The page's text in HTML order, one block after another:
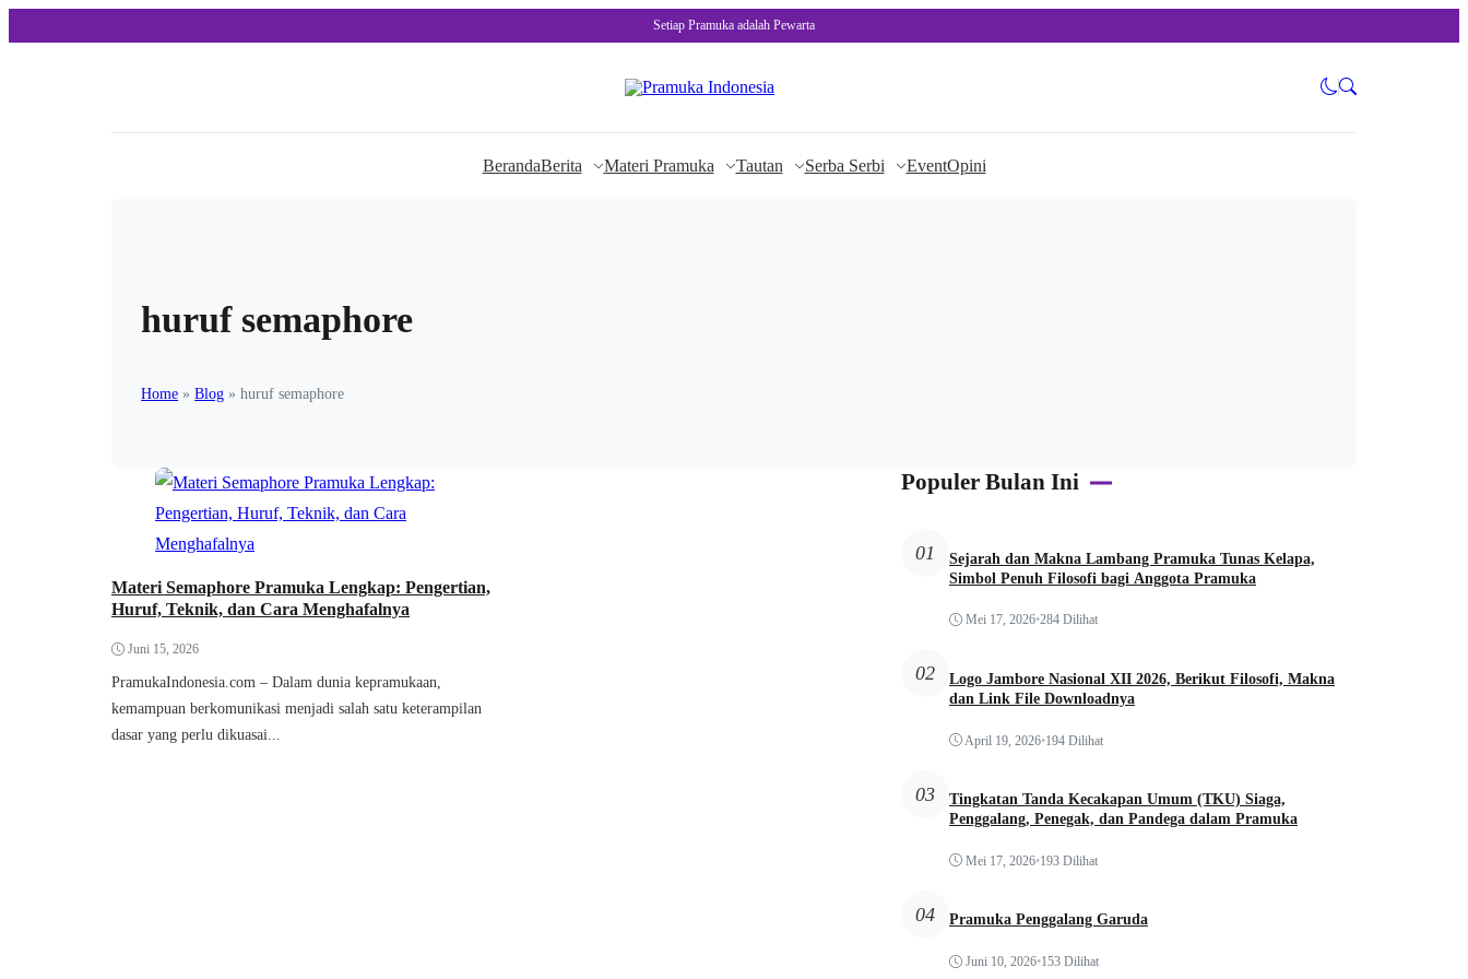
Setiap Pramuka adalah Pewarta
BerandaBerita Materi Pramuka Tautan Serba Serbi EventOpini
huruf semaphore
Home »Blog »huruf semaphore
Materi Semaphore Pramuka Lengkap: Pengertian,
Huruf, Teknik, dan Cara Menghafalnya
Juni 15, 2026
PramukaIndonesia.com – Dalam dunia kepramukaan,
kemampuan berkomunikasi menjadi salah satu keterampilan
dasar yang perlu dikuasai...
Populer Bulan Ini
01
Sejarah dan Makna Lambang Pramuka Tunas Kelapa,
Simbol Penuh Filosofi bagi Anggota Pramuka
Mei 17, 2026•284 Dilihat
02
Logo Jambore Nasional XII 2026, Berikut Filosofi, Makna
dan Link File Downloadnya
April 19, 2026•194 Dilihat
03
Tingkatan Tanda Kecakapan Umum (TKU) Siaga,
Penggalang, Penegak, dan Pandega dalam Pramuka
Mei 17, 2026•193 Dilihat
04 Pramuka Penggalang Garuda
Juni 10, 2026•153 Dilihat